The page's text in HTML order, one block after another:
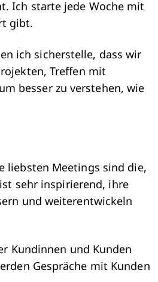
Ich starte jede Woche mit
gibt.
ich sicherstelle, dass wir
Treffen mit
besser zu verstehen, wie
liebsten Meetings sind die,
sehr inspirierend, ihre
und weiterentwickeln
Kundinnen und Kunden
Gespräche mit Kunden